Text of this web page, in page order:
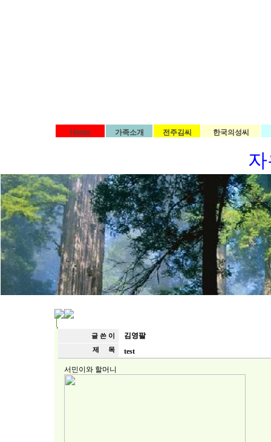
Home 가족소개 전주김씨 한국의성씨
글 쓴 이 김영팔
제 목 test
서민이와 할머니